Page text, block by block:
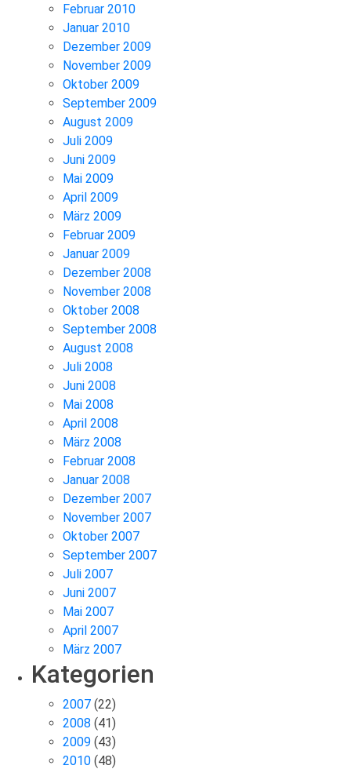
Februar 2010
Januar 2010
Dezember 2009
November 2009
Oktober 2009
September 2009
August 2009
Juli 2009
Juni 2009
Mai 2009
April 2009
März 2009
Februar 2009
Januar 2009
Dezember 2008
November 2008
Oktober 2008
September 2008
August 2008
Juli 2008
Juni 2008
Mai 2008
April 2008
März 2008
Februar 2008
Januar 2008
Dezember 2007
November 2007
Oktober 2007
September 2007
Juli 2007
Juni 2007
Mai 2007
April 2007
März 2007
Kategorien
2007 (22)
2008 (41)
2009 (43)
2010 (48)